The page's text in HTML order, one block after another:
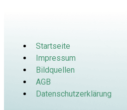
Startseite
Impressum
Bildquellen
AGB
Datenschutzerklärung